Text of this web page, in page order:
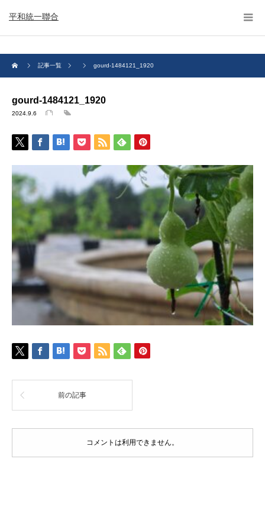
平和統一聯合
記事一覧 gourd-1484121_1920
gourd-1484121_1920
2024.9.6
前の記事
コメントは利用できません。